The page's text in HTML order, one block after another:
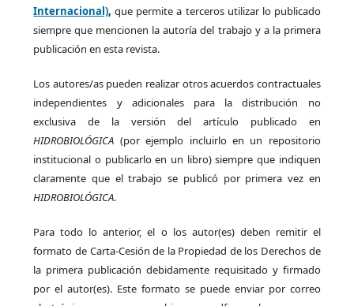
Internacional),que permite a terceros utilizar lo publicado
siempre que mencionen la autoría del trabajo y a la primera
publicación en esta revista.
Los autores/as pueden realizar otros acuerdos contractuales
independientes y adicionales para la distribución no
exclusiva de la versión del artículo publicado en
HIDROBIOLÓGICA (por ejemplo incluirlo en un repositorio
institucional o publicarlo en un libro) siempre que indiquen
claramente que el trabajo se publicó por primera vez en
HIDROBIOLÓGICA.
Para todo lo anterior, el o los autor(es) deben remitir el
formato de Carta-Cesión de la Propiedad de los Derechos de
la primera publicación debidamente requisitado y firmado
por el autor(es). Este formato se puede enviar por correo